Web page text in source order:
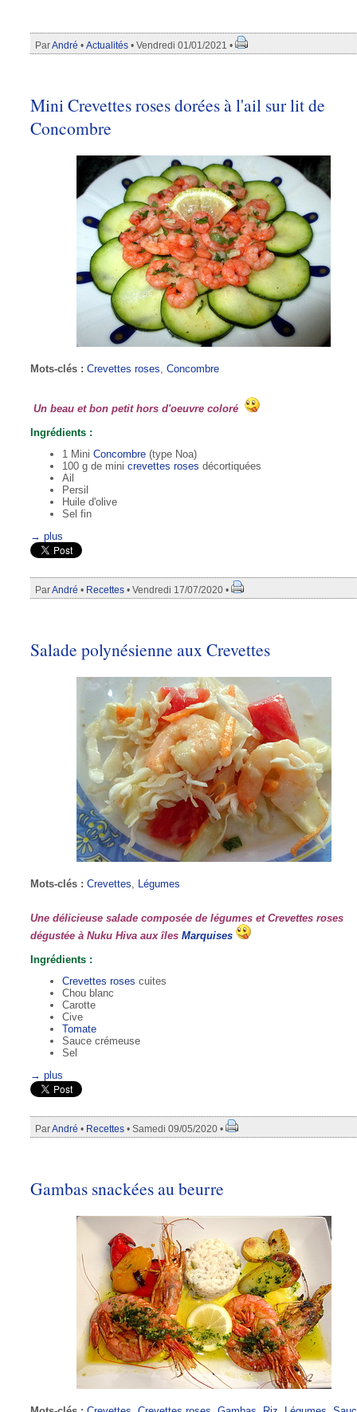
ParAndré • Actualités • Vendredi 01/01/2021 •
Mini Crevettes roses dorées à l'ail sur lit de
Concombre
Mots-clés : Crevettes roses Concombre
Un beau et bon petit hors d'oeuvre coloré
Ingrédients :
1 Mini Concombre (type Noa)
100 g de mini crevettes roses décortiquées
Ail
Persil
Huile d'olive
Sel fin
→ plus
ParAndré • Recettes • Vendredi 17/07/2020 •
Salade polynésienne aux Crevettes
Mots-clés : Crevettes Légumes
Une délicieuse salade composée de légumes et Crevettes roses
dégustée à Nuku Hiva aux îles Marquises
Ingrédients :
Crevettes roses cuites
Chou blanc
Carotte
Cive
Tomate
Sauce crémeuse
Sel
→ plus
ParAndré • Recettes • Samedi 09/05/2020 •
Gambas snackées au beurre